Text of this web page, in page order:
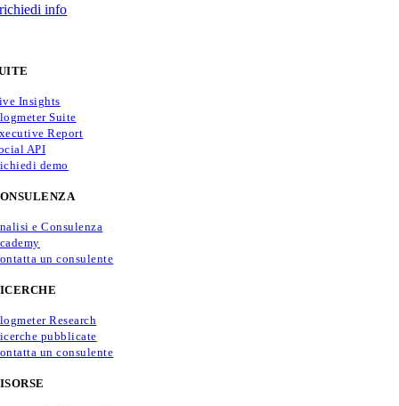
richiedi info
Insights
Suite
Report
API
demo
e Consulenza
un consulente
Research
pubblicate
un consulente